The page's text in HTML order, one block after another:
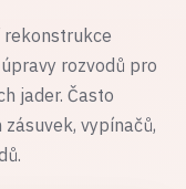
rozvodů pro
jader. Často
vypínačů,